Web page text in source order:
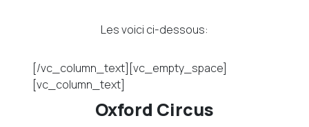
Les voici ci-dessous:
[/vc_column_text][vc_empty_space]
[vc_column_text]
Oxford Circus